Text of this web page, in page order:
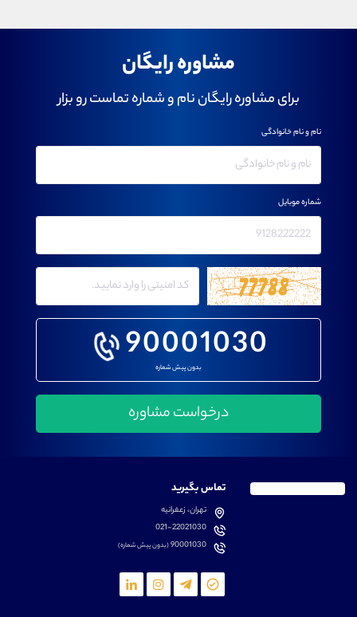
مشاوره رایگان
برای مشاوره رایگان نام و شماره تماست رو بزار
90001030
بدون پیش شماره
نام و نام خانوادگی
شماره موبایل
تماس بگیرید
تهران، زعفرانیه
021-22021030
90001030(بدون پیش شماره)